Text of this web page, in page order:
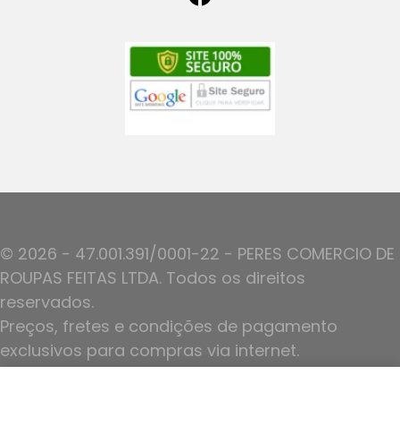
© 2026 - 47.001.391/0001-22 - PERES COMERCIO DE
ROUPAS FEITAS LTDA. Todos os direitos
reservados.
Preços, fretes e condições de pagamento
exclusivos para compras via internet.
Ofertas válidas até o termino de nossos